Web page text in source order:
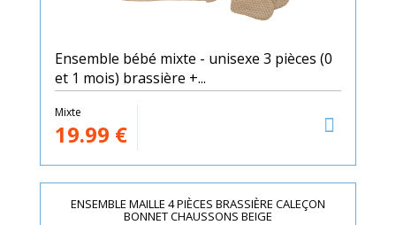
Ensemble bébé mixte - unisexe 3 pièces (0
et 1 mois) brassière +...
Mixte
19.99 €
ENSEMBLE MAILLE 4 PIÈCES BRASSIÈRE CALEÇON
BONNET CHAUSSONS BEIGE